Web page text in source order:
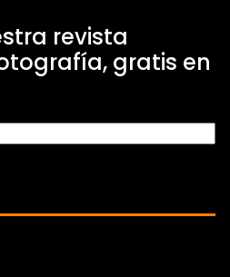
revista
gratis en